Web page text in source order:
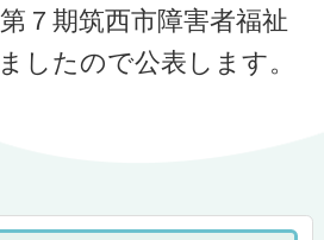
７期筑西市障害者福祉
したので公表します。